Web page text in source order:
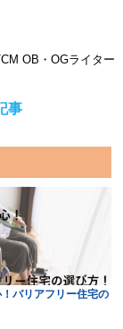
OB・OGライター
事
！バリアフリー住宅の